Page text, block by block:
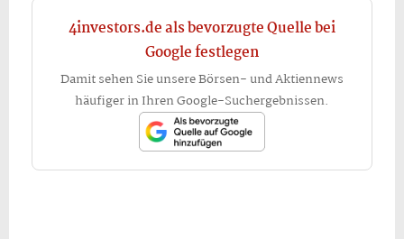
4investors.de als bevorzugte Quelle bei
Google festlegen
Damit sehen Sie unsere Börsen- und Aktiennews
häufiger in Ihren Google-Suchergebnissen.